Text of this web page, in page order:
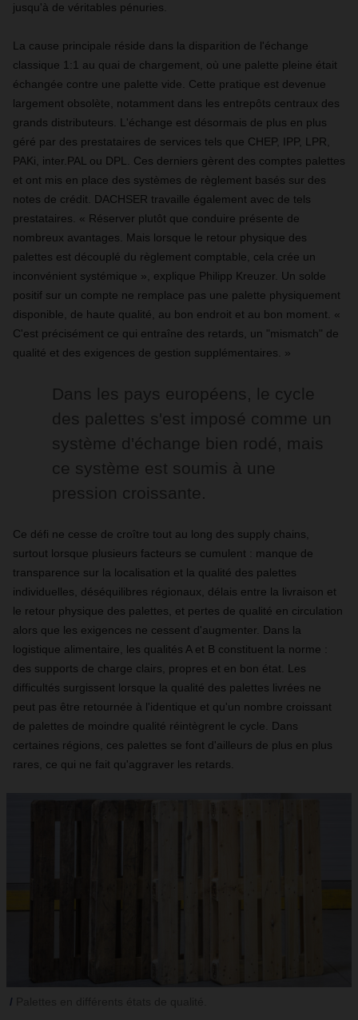
jusqu'à de véritables pénuries.
La cause principale réside dans la disparition de l'échange
classique 1:1 au quai de chargement, où une palette pleine était
échangée contre une palette vide. Cette pratique est devenue
largement obsolète, notamment dans les entrepôts centraux des
grands distributeurs. L'échange est désormais de plus en plus
géré par des prestataires de services tels que CHEP, IPP, LPR,
PAKi, inter.PAL ou DPL. Ces derniers gèrent des comptes palettes
et ont mis en place des systèmes de règlement basés sur des
notes de crédit. DACHSER travaille également avec de tels
prestataires. « Réserver plutôt que conduire présente de
nombreux avantages. Mais lorsque le retour physique des
palettes est découplé du règlement comptable, cela crée un
inconvénient systémique », explique Philipp Kreuzer. Un solde
positif sur un compte ne remplace pas une palette physiquement
disponible, de haute qualité, au bon endroit et au bon moment. «
C'est précisément ce qui entraîne des retards, un "mismatch" de
qualité et des exigences de gestion supplémentaires. »
Dans les pays européens, le cycle
des palettes s'est imposé comme un
système d'échange bien rodé, mais
ce système est soumis à une
pression croissante.
Ce défi ne cesse de croître tout au long des supply chains,
surtout lorsque plusieurs facteurs se cumulent : manque de
transparence sur la localisation et la qualité des palettes
individuelles, déséquilibres régionaux, délais entre la livraison et
le retour physique des palettes, et pertes de qualité en circulation
alors que les exigences ne cessent d'augmenter. Dans la
logistique alimentaire, les qualités A et B constituent la norme :
des supports de charge clairs, propres et en bon état. Les
difficultés surgissent lorsque la qualité des palettes livrées ne
peut pas être retournée à l'identique et qu'un nombre croissant
de palettes de moindre qualité réintègrent le cycle. Dans
certaines régions, ces palettes se font d'ailleurs de plus en plus
rares, ce qui ne fait qu'aggraver les retards.